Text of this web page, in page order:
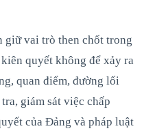
giữ vai trò then chốt trong
quyết không để xảy ra
quan điểm, đường lối
giám sát việc chấp
của Đảng và pháp luật